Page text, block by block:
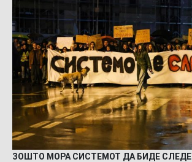
ЗОШТО МОРА СИСТЕМОТ ДА БИДЕ